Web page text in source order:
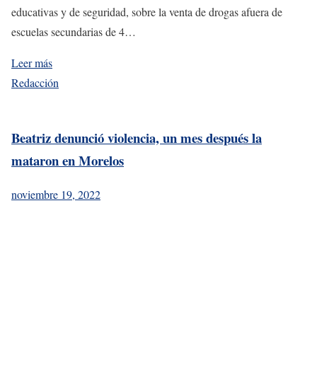
educativas y de seguridad, sobre la venta de drogas afuera de
escuelas secundarias de 4…
Leer más
Redacción
Beatriz denunció violencia, un mes después la
mataron en Morelos
noviembre 19, 2022